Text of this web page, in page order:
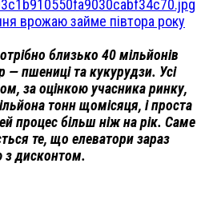
врожаю займе півтора року
близько 40 мільйонів
— пшениці та кукурудзи. Усі
за оцінкою учасника ринку,
тонн щомісяця, і проста
процес більш ніж на рік. Саме
те, що елеватори зараз
з дисконтом.